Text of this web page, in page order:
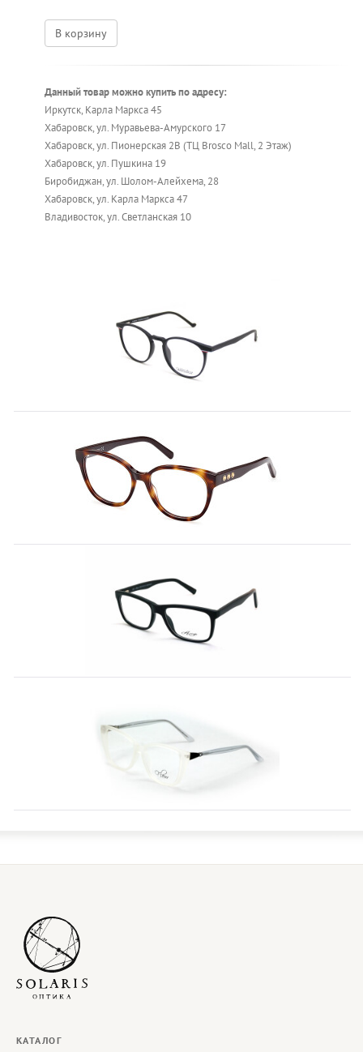
В корзину
Данный товар можно купить по адресу:
Иркутск, Карла Маркса 45
Хабаровск, ул. Муравьева-Амурского 17
Хабаровск, ул. Пионерская 2В (ТЦ Brosco Mall, 2 Этаж)
Хабаровск, ул. Пушкина 19
Биробиджан, ул. Шолом-Алейхема, 28
Хабаровск, ул. Карла Маркса 47
Владивосток, ул. Светланская 10
КАТАЛОГ